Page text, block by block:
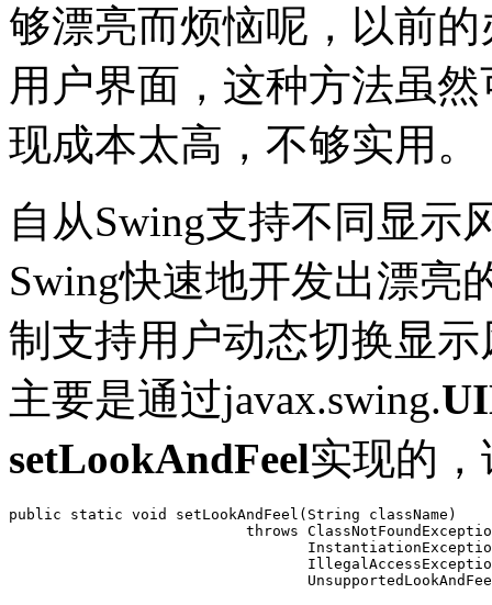
够漂亮而烦恼呢，以前
用户界面，这种方法虽
现成本太高，不够实用。
自从Swing支持不同显示
Swing快速地开发出漂亮
制支持用户动态切换显
主要是通过javax.swing.
setLookAndFeel实现的
public static void setLookAndFeel(String className)
throws